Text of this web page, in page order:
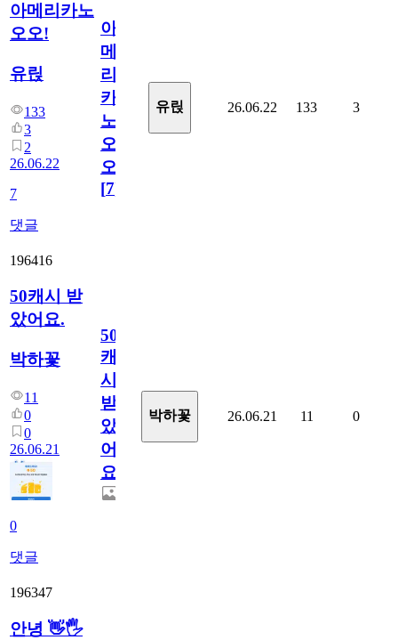
아메리카노
오오!
유릱
133
3
2
26.06.22
7
댓글
아
메
리
카
노
오
오!
[7]
유릱 26.06.22 133 3
196416
50캐시 받
았어요.
박하꽃
11
0
0
26.06.21
0
댓글
50
캐
시
받
았
어
요.
박하꽃 26.06.21 11 0
196347
안녕 👋🖐